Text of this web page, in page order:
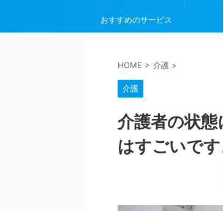
おすすめのサービス
HOME > 介護 >
介護
介護者の状
はすごいです